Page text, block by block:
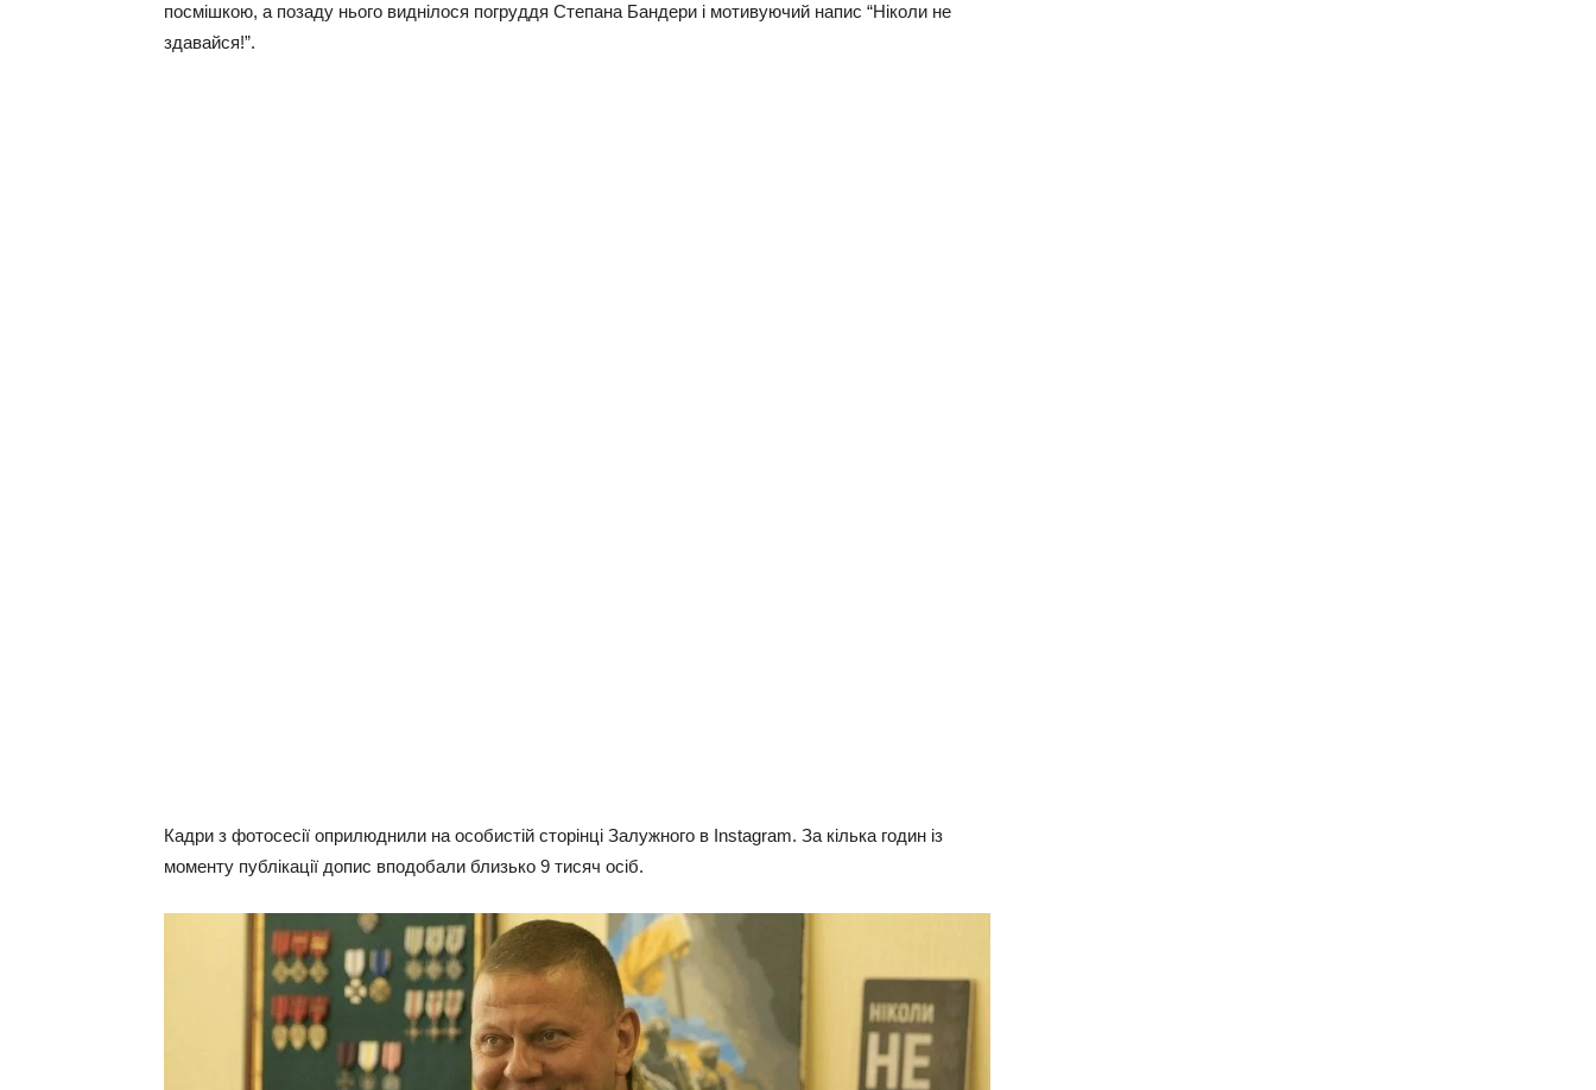
посмішкою, а позаду нього виднілося погруддя Степана Бандери і мотивуючий напис “Ніколи не
здавайся!”.
Кадри з фотосесії оприлюднили на особистій сторінці Залужного в Instagram. За кілька годин із
моменту публікації допис вподобали близько 9 тисяч осіб.